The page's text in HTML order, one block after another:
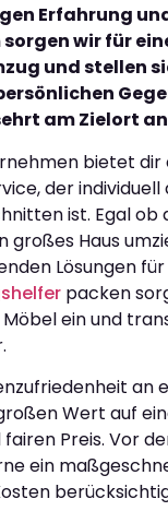
Erfahrung
wir für
und stellen
am Zielort
bietet dir
der individuell
ist. Egal ob
großes Haus
Lösungen
packen
ein und
an
Wert auf
Preis. Vor
ein